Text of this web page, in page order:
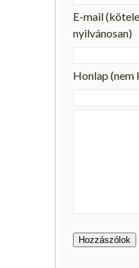
E-mail
nyilvánosan)
Honlap (nem